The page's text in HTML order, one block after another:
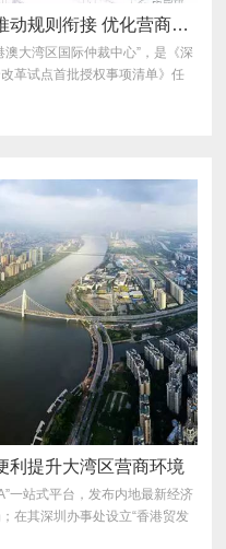
粤港澳大湾区国际仲裁中心：推动规则衔接 优化营商环境
利提升大湾区营商环境